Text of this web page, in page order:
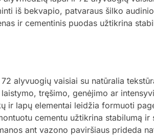
iš bekvapio, patvaraus šilko
ir cementinis puodas užtikrina
alyvuogių vaisiai su natūralia
tręšimo, genėjimo ar
ir lapų elementai leidžia formuoti
cementu užtikrina stabilumą
ant vazono paviršiaus prideda